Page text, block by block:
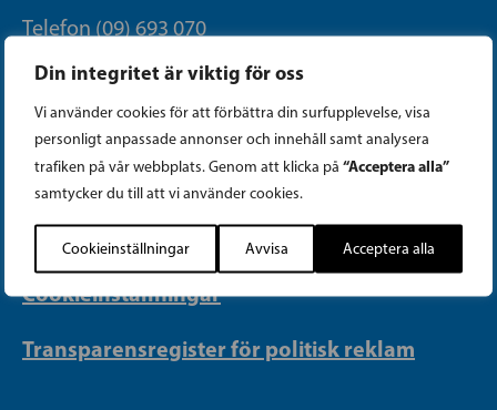
Din integritet är viktig för oss
Vi använder cookies för att förbättra din surfupplevelse, visa
personligt anpassade annonser och innehåll samt analysera
trafiken på vår webbplats. Genom att klicka på “Acceptera alla”
samtycker du till att vi använder cookies.
Cookieinställningar Avvisa Acceptera alla
Telefon (09) 693 070
PB 430, 00101 Helsingfors
info@sfp.fi
Faktureringsuppgifter
Integritetspolicy
Cookieinställningar
Transparensregister för politisk reklam